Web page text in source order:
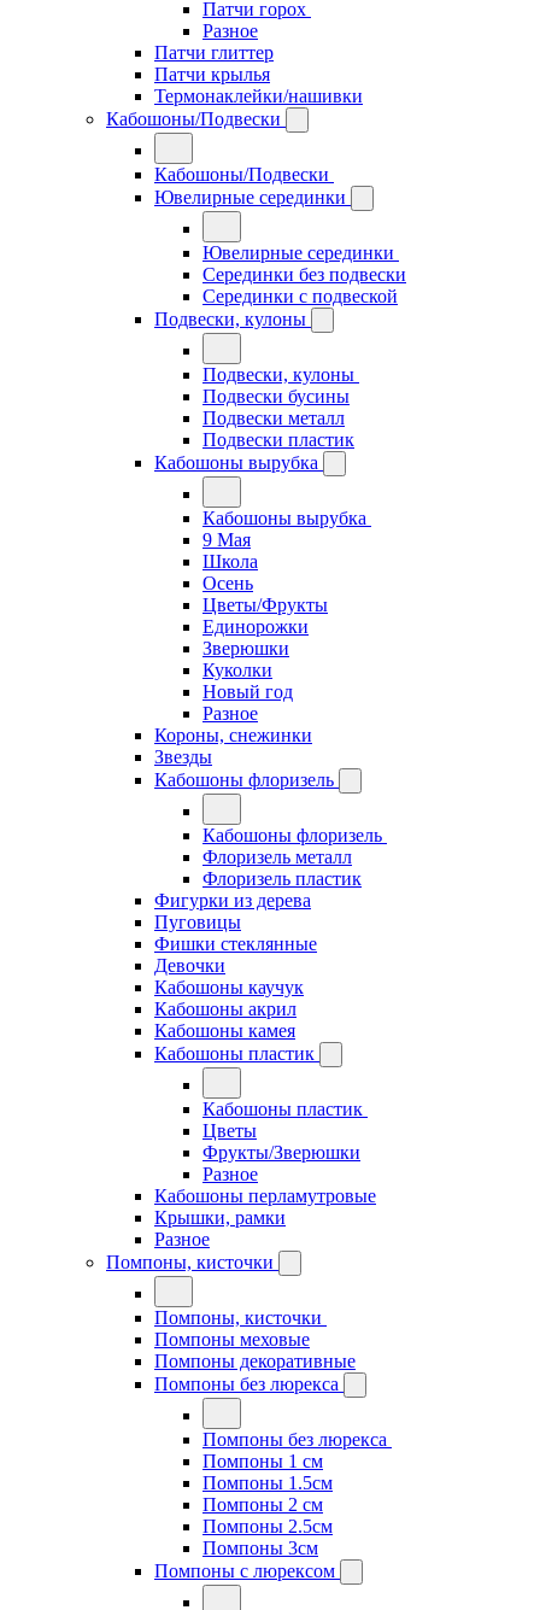
Патчи горох
Разное
Патчи глиттер
Патчи крылья
Термонаклейки/нашивки
Кабошоны/Подвески
Кабошоны/Подвески
Ювелирные серединки
Ювелирные серединки
Серединки без подвески
Серединки с подвеской
Подвески, кулоны
Подвески, кулоны
Подвески бусины
Подвески металл
Подвески пластик
Кабошоны вырубка
Кабошоны вырубка
9 Мая
Школа
Осень
Цветы/Фрукты
Единорожки
Зверюшки
Куколки
Новый год
Разное
Короны, снежинки
Звезды
Кабошоны флоризель
Кабошоны флоризель
Флоризель металл
Флоризель пластик
Фигурки из дерева
Пуговицы
Фишки стеклянные
Девочки
Кабошоны каучук
Кабошоны акрил
Кабошоны камея
Кабошоны пластик
Кабошоны пластик
Цветы
Фрукты/Зверюшки
Разное
Кабошоны перламутровые
Крышки, рамки
Разное
Помпоны, кисточки
Помпоны, кисточки
Помпоны меховые
Помпоны декоративные
Помпоны без люрекса
Помпоны без люрекса
Помпоны 1 см
Помпоны 1.5см
Помпоны 2 см
Помпоны 2.5см
Помпоны 3см
Помпоны с люрексом